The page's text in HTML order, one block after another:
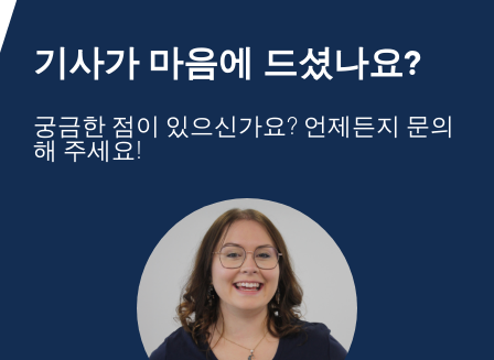
기사가 마음에 드셨나요?
궁금한 점이 있으신가요? 언제든지 문의
해 주세요!